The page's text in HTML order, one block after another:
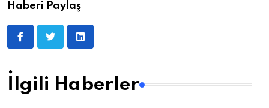
Haberi Paylaş
İlgili Haberler